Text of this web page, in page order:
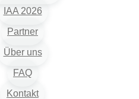
IAA 2026
Partner
Über uns
FAQ
Kontakt